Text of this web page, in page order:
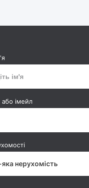
імейл
нерухомість